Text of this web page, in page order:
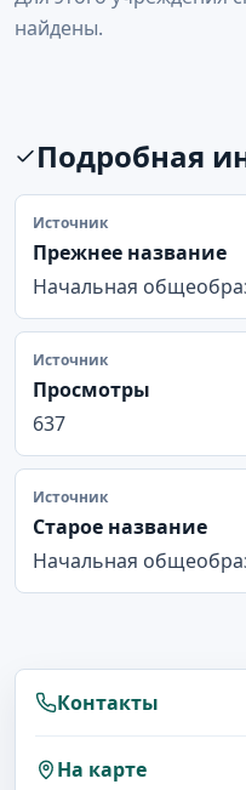
найдены.
Подробная
Источник
Прежнее название
Начальная
Источник
Просмотры
637
Источник
Старое название
Начальная
Контакты
На карте